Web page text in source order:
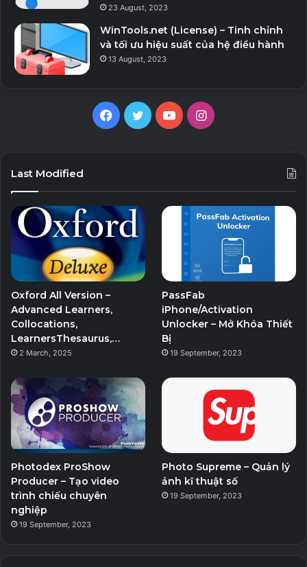
23 August, 2023
WinTools.net (License) – Tinh chỉnh
và tối ưu hiệu suất của hệ điều hành
13 August, 2023
Facebook
TwitterYouTubeInstagram
Last Modified
Oxford All Version –
Advanced Learners,
Collocations,
LearnersThesaurus,…
2 March, 2025
PassFab
iPhone/Activation
Unlocker – Mở Khóa Thiết
Bị
19 September, 2023
Photodex ProShow
Producer – Tạo video
trình chiếu chuyên
nghiệp
19 September, 2023
Photo Supreme – Quản lý
ảnh kĩ thuật số
19 September, 2023